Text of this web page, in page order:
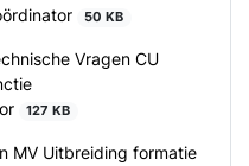
50 KB
Vragen CU
127 KB
MV Uitbreiding formatie